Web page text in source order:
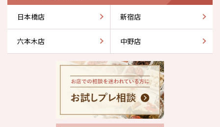
日本橋店 新宿店
六本木店 中野店